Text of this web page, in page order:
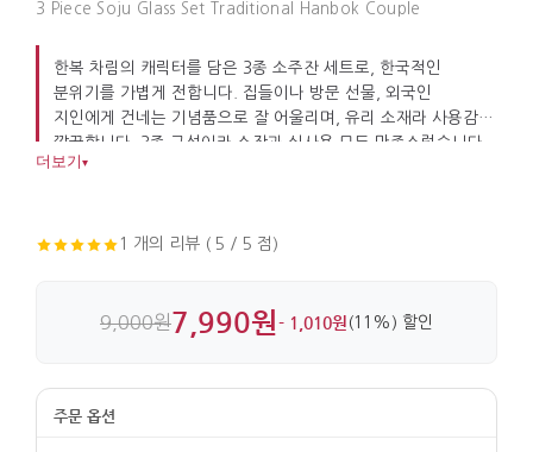
3 Piece Soju Glass Set Traditional Hanbok Couple
한복 차림의 캐릭터를 담은 3종 소주잔 세트로, 한국적인
분위기를 가볍게 전합니다. 집들이나 방문 선물, 외국인
지인에게 건네는 기념품으로 잘 어울리며, 유리 소재라 사용감도
깔끔합니다. 3종 구성이라 소장과 실사용 모두 만족스럽습니다.
더보기 ▾
1 개의 리뷰 ( 5 / 5 점)
9,000원7,990원- 1,010원 (11%) 할인